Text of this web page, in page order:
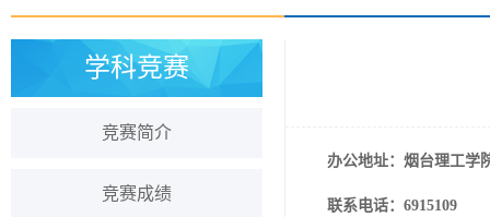
学科竞赛
竞赛简介
竞赛成绩
办公地址：烟台理工学
联系电话：6915109